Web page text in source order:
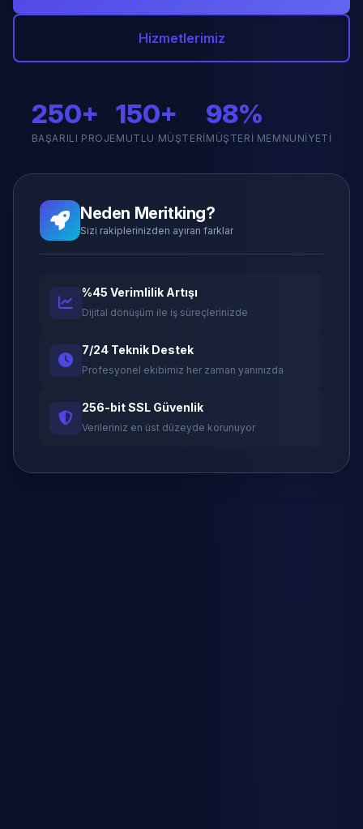
Hizmetlerimiz
250+
BAŞARILI PROJE
150+
MUTLU MÜŞTERI
98%
MÜŞTERI MEMNUNIYETI
Neden Meritking?
Sizi rakiplerinizden ayıran farklar
%45 Verimlilik Artışı
Dijital dönüşüm ile iş süreçlerinizde
7/24 Teknik Destek
Profesyonel ekibimiz her zaman yanınızda
256-bit SSL Güvenlik
Verileriniz en üst düzeyde korunuyor